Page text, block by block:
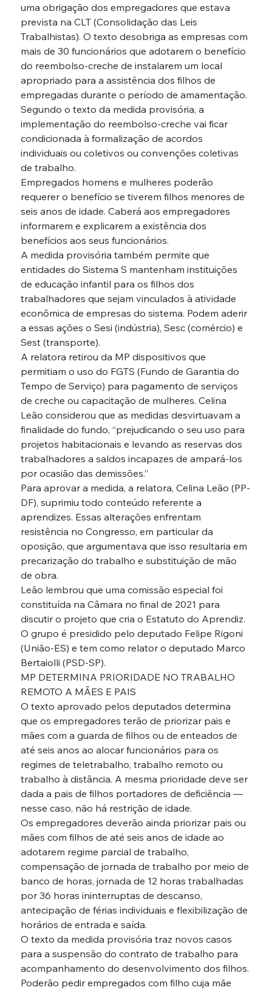
uma obrigação dos empregadores que estava
prevista na CLT (Consolidação das Leis
Trabalhistas). O texto desobriga as empresas com
mais de 30 funcionários que adotarem o benefício
do reembolso-creche de instalarem um local
apropriado para a assistência dos filhos de
empregadas durante o período de amamentação.
Segundo o texto da medida provisória, a
implementação do reembolso-creche vai ficar
condicionada à formalização de acordos
individuais ou coletivos ou convenções coletivas
de trabalho.
Empregados homens e mulheres poderão
requerer o benefício se tiverem filhos menores de
seis anos de idade. Caberá aos empregadores
informarem e explicarem a existência dos
benefícios aos seus funcionários.
A medida provisória também permite que
entidades do Sistema S mantenham instituições
de educação infantil para os filhos dos
trabalhadores que sejam vinculados à atividade
econômica de empresas do sistema. Podem aderir
a essas ações o Sesi (indústria), Sesc (comércio) e
Sest (transporte).
A relatora retirou da MP dispositivos que
permitiam o uso do FGTS (Fundo de Garantia do
Tempo de Serviço) para pagamento de serviços
de creche ou capacitação de mulheres. Celina
Leão considerou que as medidas desvirtuavam a
finalidade do fundo, “prejudicando o seu uso para
projetos habitacionais e levando as reservas dos
trabalhadores a saldos incapazes de ampará-los
por ocasião das demissões.”
Para aprovar a medida, a relatora, Celina Leão (PP-
DF), suprimiu todo conteúdo referente a
aprendizes. Essas alterações enfrentam
resistência no Congresso, em particular da
oposição, que argumentava que isso resultaria em
precarização do trabalho e substituição de mão
de obra.
Leão lembrou que uma comissão especial foi
constituída na Câmara no final de 2021 para
discutir o projeto que cria o Estatuto do Aprendiz.
O grupo é presidido pelo deputado Felipe Rigoni
(União-ES) e tem como relator o deputado Marco
Bertaiolli (PSD-SP).
MP DETERMINA PRIORIDADE NO TRABALHO
REMOTO A MÃES E PAIS
O texto aprovado pelos deputados determina
que os empregadores terão de priorizar pais e
mães com a guarda de filhos ou de enteados de
até seis anos ao alocar funcionários para os
regimes de teletrabalho, trabalho remoto ou
trabalho à distância. A mesma prioridade deve ser
dada a pais de filhos portadores de deficiência —
nesse caso, não há restrição de idade.
Os empregadores deverão ainda priorizar pais ou
mães com filhos de até seis anos de idade ao
adotarem regime parcial de trabalho,
compensação de jornada de trabalho por meio de
banco de horas, jornada de 12 horas trabalhadas
por 36 horas ininterruptas de descanso,
antecipação de férias individuais e flexibilização de
horários de entrada e saída.
O texto da medida provisória traz novos casos
para a suspensão do contrato de trabalho para
acompanhamento do desenvolvimento dos filhos.
Poderão pedir empregados com filho cuja mãe